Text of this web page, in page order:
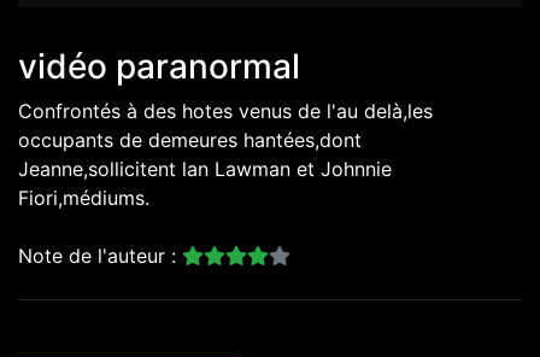
vidéo paranormal
Confrontés à des hotes venus de l'au delà,les
occupants de demeures hantées,dont
Jeanne,sollicitent lan Lawman et Johnnie
Fiori,médiums.
Note de l'auteur :